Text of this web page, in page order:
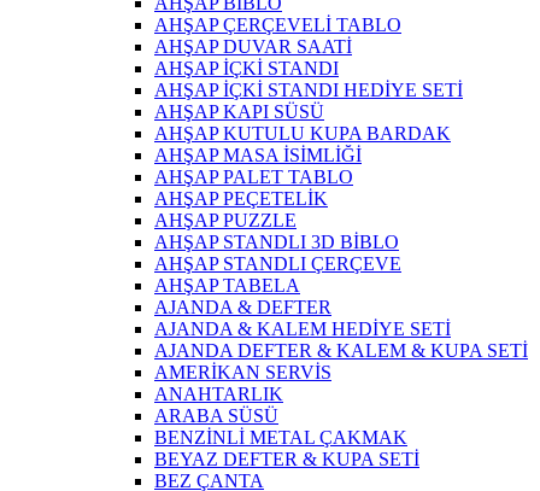
AHŞAP ÇERÇEVELİ TABLO
AHŞAP DUVAR SAATİ
AHŞAP İÇKİ STANDI
AHŞAP İÇKİ STANDI HEDİYE SETİ
AHŞAP KAPI SÜSÜ
AHŞAP KUTULU KUPA BARDAK
AHŞAP MASA İSİMLİĞİ
AHŞAP PALET TABLO
AHŞAP PEÇETELİK
AHŞAP PUZZLE
AHŞAP STANDLI 3D BİBLO
AHŞAP STANDLI ÇERÇEVE
AHŞAP TABELA
AJANDA & DEFTER
AJANDA & KALEM HEDİYE SETİ
AJANDA DEFTER & KALEM & KUPA SETİ
AMERİKAN SERVİS
ANAHTARLIK
ARABA SÜSÜ
BENZİNLİ METAL ÇAKMAK
BEYAZ DEFTER & KUPA SETİ
BEZ ÇANTA